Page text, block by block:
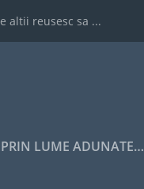
altii reusesc sa ...
LUME ADUNATE…